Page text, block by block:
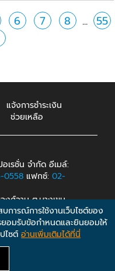
6 7 8 ... 55
แจ้งการชำระเงิน
ช่วยเหลือ
รชั่น จำกัด อีเมล์:
0558 แฟกซ์: 02-
งศ์วาน ต.บางเขน
การณ์การใช้งานเว็บไซต์ของ
ยอมรับข้อกำหนดและยินยอมให้
ไซต์ อ่านเพิ่มเติมได้ที่นี่